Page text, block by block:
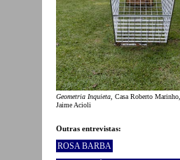
Geometria Inquieta, Casa Roberto
Jaime Acioli
Outras entrevistas:
ROSA BARBA